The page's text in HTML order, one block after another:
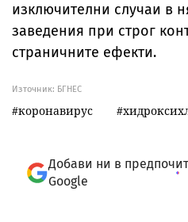
изключителни случаи в
заведения при строг
страничните ефекти.
Източник: БГНЕС
коронавирус
Добави ни в
Google